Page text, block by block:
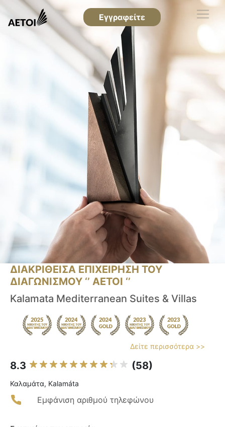
Εγγραφείτε
ΔΙΑΚΡΙΘΕΙΣΑ ΕΠΙΧΕΙΡΗΣΗ ΤΟΥ
ΔΙΑΓΩΝΙΣΜΟΥ ‘’ ΑΕΤΟΙ ‘’
Kalamata Mediterranean Suites & Villas
Δείτε περισσότερα >>
8.3 (58)
Καλαμάτα, Kalamáta
Εμφάνιση αριθμού τηλεφώνου